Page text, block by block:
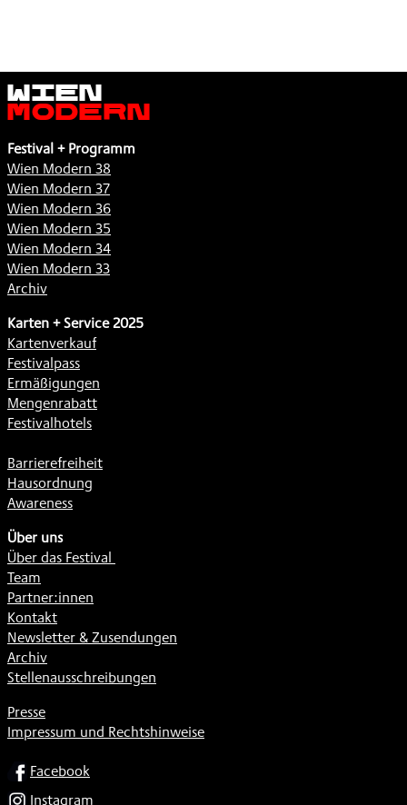
Wien
Modern
Festival + Programm
Wien Modern 38
Wien Modern 37
Wien Modern 36
Wien Modern 35
Wien Modern 34
Wien Modern 33
Archiv
Karten + Service 2025
Kartenverkauf
Festivalpass
Ermäßigungen
Mengenrabatt
Festivalhotels
Barrierefreiheit
Hausordnung
Awareness
Über uns
Über das Festival
Team
Partner:innen
Kontakt
Newsletter & Zusendungen
Archiv
Stellenausschreibungen
Presse
Impressum und Rechtshinweise
SOCIALFacebook
Instagram